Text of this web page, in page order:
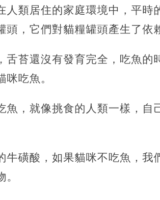
人類居住的家庭環境中，平時
，它們對貓糧罐頭產生了依
苔還沒有發育完全，吃魚的
吃魚。
魚，就像挑食的人類一樣，自
牛磺酸，如果貓咪不吃魚，我